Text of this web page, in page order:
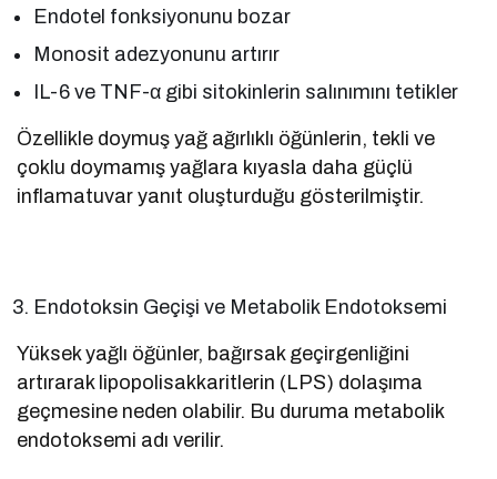
Endotel fonksiyonunu bozar
Monosit adezyonunu artırır
IL-6 ve TNF-α gibi sitokinlerin salınımını tetikler
Özellikle doymuş yağ ağırlıklı öğünlerin, tekli ve
çoklu doymamış yağlara kıyasla daha güçlü
inflamatuvar yanıt oluşturduğu gösterilmiştir.
Endotoksin Geçişi ve Metabolik Endotoksemi
Yüksek yağlı öğünler, bağırsak geçirgenliğini
artırarak lipopolisakkaritlerin (LPS) dolaşıma
geçmesine neden olabilir. Bu duruma metabolik
endotoksemi adı verilir.